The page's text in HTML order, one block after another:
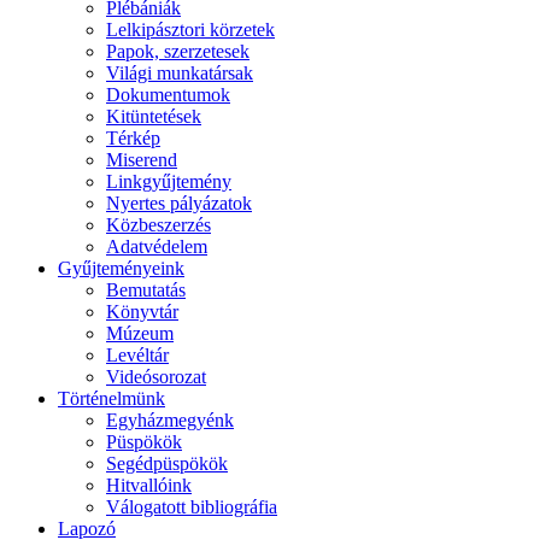
Plébániák
Lelkipásztori körzetek
Papok, szerzetesek
Világi munkatársak
Dokumentumok
Kitüntetések
Térkép
Miserend
Linkgyűjtemény
Nyertes pályázatok
Közbeszerzés
Adatvédelem
Gyűjteményeink
Bemutatás
Könyvtár
Múzeum
Levéltár
Videósorozat
Történelmünk
Egyházmegyénk
Püspökök
Segédpüspökök
Hitvallóink
Válogatott bibliográfia
Lapozó